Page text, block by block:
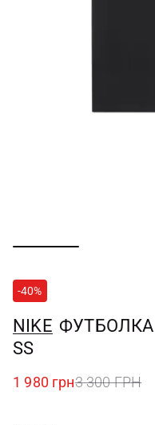
-40%
NIKE ФУТБОЛКА
SS
1 980 грн3 300 ГРН